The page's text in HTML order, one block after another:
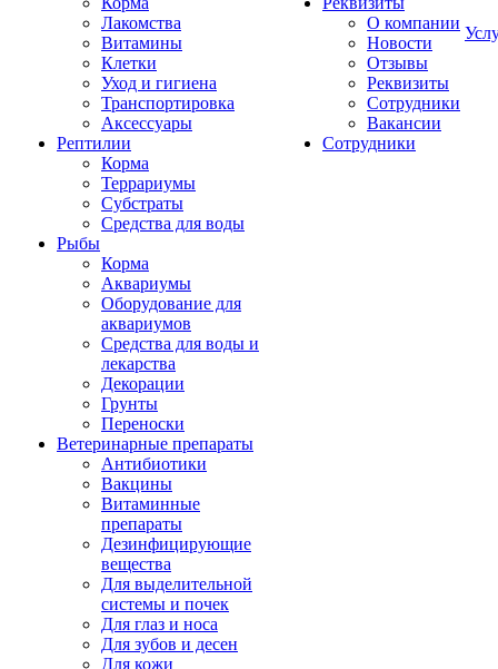
Лакомства
Витамины
Клетки
Уход и гигиена
Транспортировка
Аксессуары
Рептилии
Корма
Террариумы
Субстраты
Средства для воды
Рыбы
Корма
Аквариумы
Оборудование для
аквариумов
Средства для воды и
лекарства
Декорации
Грунты
Переноски
Ветеринарные препараты
Антибиотики
Вакцины
Витаминные
препараты
Дезинфицирующие
вещества
Для выделительной
системы и почек
Для глаз и носа
Для зубов и десен
Для кожи
О компании
Новости
Отзывы
Реквизиты
Сотрудники
Вакансии
Сотрудники